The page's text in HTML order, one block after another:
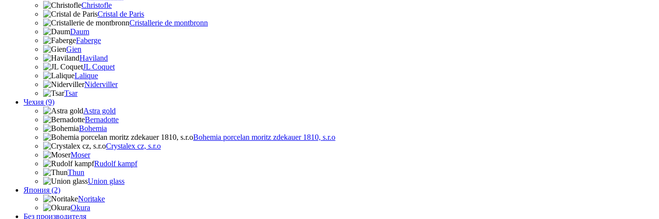
Christofle
Cristal de Paris
Cristallerie de montbronn
Daum
Faberge
Gien
Haviland
JL Coquet
Lalique
Niderviller
Tsar
Чехия (9)
Astra gold
Bernadotte
Bohemia
Bohemia porcelan moritz zdekauer 1810, s.r.o
Crystalex cz, s.r.o
Moser
Rudolf kampf
Thun
Union glass
Япония (2)
Noritake
Okura
Без производителя